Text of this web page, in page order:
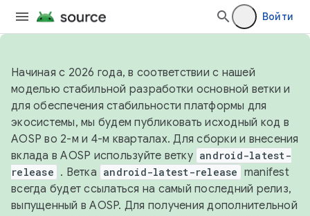
Войти
Начиная с 2026 года, в соответствии с нашей
моделью стабильной разработки основной ветки и
для обеспечения стабильности платформы для
экосистемы, мы будем публиковать исходный код в
AOSP во 2-м и 4-м кварталах. Для сборки и внесения
вклада в AOSP используйте ветку android-latest-
release . Ветка android-latest-release manifest
всегда будет ссылаться на самый последний релиз,
выпущенный в AOSP. Для получения дополнительной